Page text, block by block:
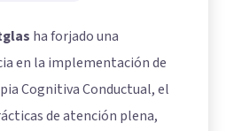
ha forjado una
en la implementación de
Cognitiva Conductual, el
de atención plena,